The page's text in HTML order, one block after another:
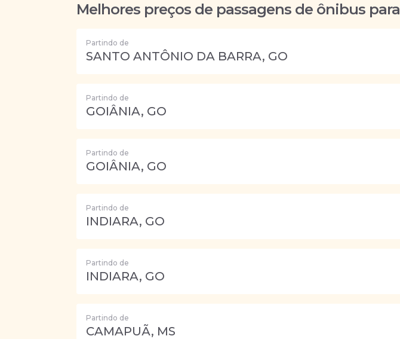
Melhores preços de passagens de ônibus para
Partindo de
SANTO ANTÔNIO DA BARRA, GO
Partindo de
GOIÂNIA, GO
Partindo de
GOIÂNIA, GO
Partindo de
INDIARA, GO
Partindo de
INDIARA, GO
Partindo de
CAMAPUÃ, MS